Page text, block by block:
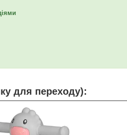
для переходу):